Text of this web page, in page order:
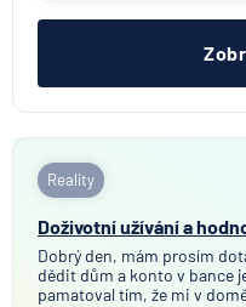
Reality
Doživotní užívání a
Dobrý den, mám prosím
dědit dům a konto v bance
pamatoval tím, že mi v